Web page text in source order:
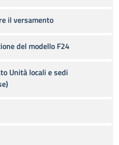
il versamento
del modello F24
Unità locali e sedi